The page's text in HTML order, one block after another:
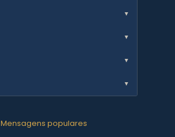
▼
▼
▼
▼
Mensagens populares